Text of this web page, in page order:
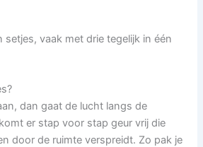
setjes, vaak met drie tegelijk in één
dan gaat de lucht langs de
er stap voor stap geur vrij die
door de ruimte verspreidt. Zo pak je